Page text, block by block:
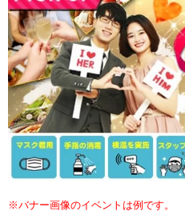
※バナー画像のイベントは例です。